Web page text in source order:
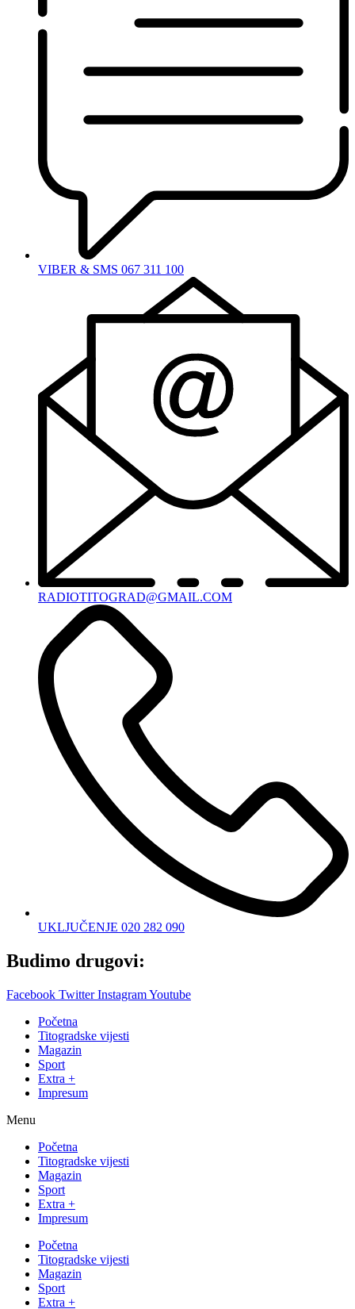
VIBER & SMS 067 311 100
RADIOTITOGRAD@GMAIL.COM
UKLJUČENJE 020 282 090
Budimo drugovi:
Facebook Twitter InstagramYoutube
Početna
Titogradske vijesti
Magazin
Sport
Extra +
Impresum
Menu
Početna
Titogradske vijesti
Magazin
Sport
Extra +
Impresum
Početna
Titogradske vijesti
Magazin
Sport
Extra +